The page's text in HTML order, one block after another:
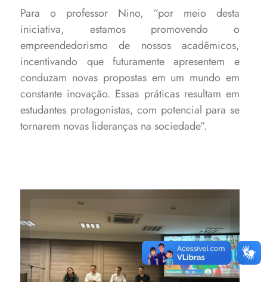
Para o professor Nino, “por meio desta
iniciativa, estamos promovendo o
empreendedorismo de nossos acadêmicos,
incentivando que futuramente apresentem e
conduzam novas propostas em um mundo em
constante inovação. Essas práticas resultam em
estudantes protagonistas, com potencial para se
tornarem novas lideranças na sociedade”.
Apresentação dos trabalhos
dos três grupos ocorreu no
Auditório da Unimed